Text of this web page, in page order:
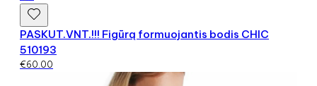
PASKUT.VNT.!!! Figūrą formuojantis bodis CHIC
510193
€60.00